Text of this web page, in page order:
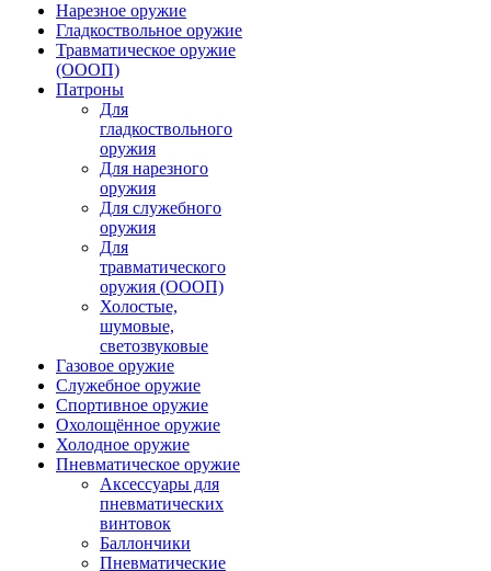
Нарезное оружие
Гладкоствольное оружие
Травматическое оружие
(ОООП)
Патроны
Для
гладкоствольного
оружия
Для нарезного
оружия
Для служебного
оружия
Для
травматического
оружия (ОООП)
Холостые,
шумовые,
светозвуковые
Газовое оружие
Служебное оружие
Спортивное оружие
Охолощённое оружие
Холодное оружие
Пневматическое оружие
Аксессуары для
пневматических
винтовок
Баллончики
Пневматические